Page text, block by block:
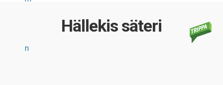
n
Hällekis säteri